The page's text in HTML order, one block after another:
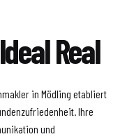
Real
in Mödling etabliert
Ihre
und